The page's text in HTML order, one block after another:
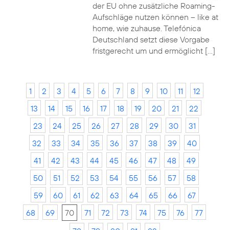
der EU ohne zusätzliche Roaming-
Aufschläge nutzen können – like at
home, wie zuhause. Telefónica
Deutschland setzt diese Vorgabe
fristgerecht um und ermöglicht […]
1 2 3 4 5 6 7 8 9 10 11
12
13
14 15 16 17 18 19 20 21
22
23
24 25 26 27 28 29 30
31
32
33 34 35 36 37 38 39
40
41
42 43 44 45 46 47 48
49
50
51 52 53 54 55 56 57
58
59
60 61 62 63 64 65 66
67
68
69 70 71 72 73 74 75 76
77